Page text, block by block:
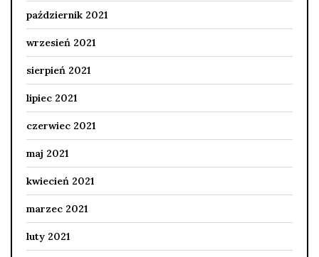
październik 2021
wrzesień 2021
sierpień 2021
lipiec 2021
czerwiec 2021
maj 2021
kwiecień 2021
marzec 2021
luty 2021